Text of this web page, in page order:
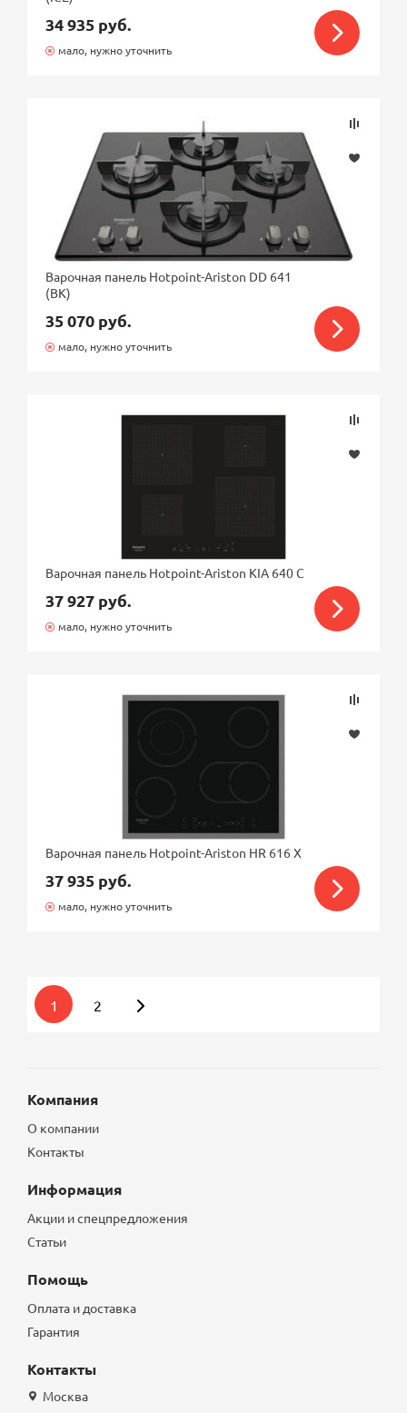
34 935 руб.
мало, нужно уточнить
Варочная панель Hotpoint-Ariston DD 641
(BK)
35 070 руб.
мало, нужно уточнить
Варочная панель Hotpoint-Ariston KIA 640 C
37 927 руб.
мало, нужно уточнить
Варочная панель Hotpoint-Ariston HR 616 X
37 935 руб.
мало, нужно уточнить
1 2
Компания
О компании
Контакты
Информация
Акции и спецпредложения
Статьи
Помощь
Оплата и доставка
Гарантия
Контакты
Москва